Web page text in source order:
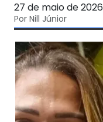
27 de maio de 2026
Por Nill Júnior